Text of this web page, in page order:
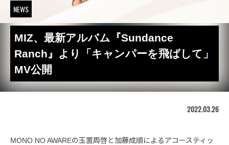
NEWS
MIZ、最新アルバム『Sundance
Ranch』より「キャンパーを飛ばして」
MV公開
2022.03.26
MONO NO AWAREの玉置周啓と加藤成順によるアコースティッ